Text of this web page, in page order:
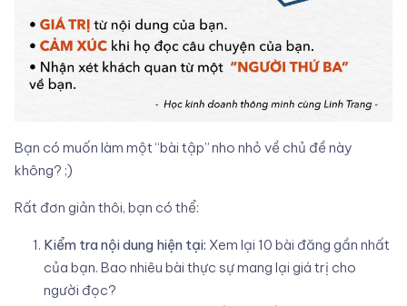
Bạn có muốn làm một “bài tập” nho nhỏ về chủ đề này
không? ;)
Rất đơn giản thôi, bạn có thể:
Kiểm tra nội dung hiện tại: Xem lại 10 bài đăng gần nhất
của bạn. Bao nhiêu bài thực sự mang lại giá trị cho
người đọc?